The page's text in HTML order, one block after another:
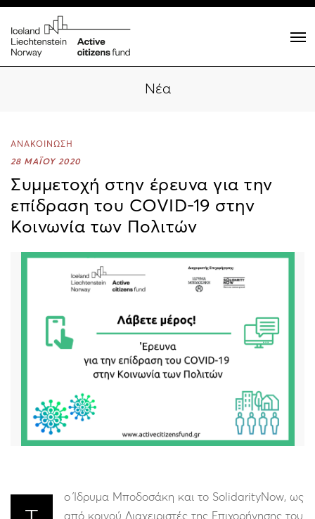
Νέα
ΑΝΑΚΟΙΝΩΣΗ
28 ΜΑΪΟΥ 2020
Συμμετοχή στην έρευνα για την
επίδραση του COVID-19 στην
Κοινωνία των Πολιτών
ο Ίδρυμα Μποδοσάκη και το SolidarityNow, ως
από κοινού Διαχειριστές της Επιχορήγησης του